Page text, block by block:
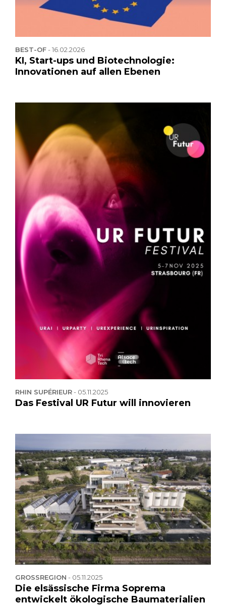
BEST-OF-16.02.2026
KI, Start-ups und Biotechnologie:
Innovationen auf allen Ebenen
RHIN SUPÉRIEUR- 05.11.2025
Das Festival UR Futur will innovieren
GROSSREGION - 05.11.2025
Die elsässische Firma Soprema
entwickelt ökologische Baumaterialien